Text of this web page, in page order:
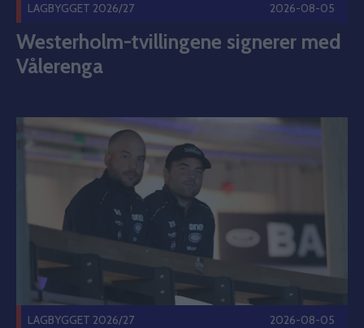
LAGBYGGET 2026/27 2026-08-05
Westerholm-tvillingene signerer med
Vålerenga
Dette er Westerholm-tvillingene. Publisert 2026-08-05
LAGBYGGET 2026/27 2026-08-05